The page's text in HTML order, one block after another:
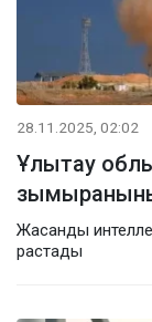
28.11.2025, 02:02
Ұлытау
Жасанды
растады